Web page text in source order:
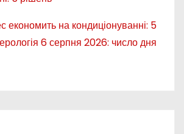
економить на кондиціонуванні: 5
6 серпня 2026: число дня